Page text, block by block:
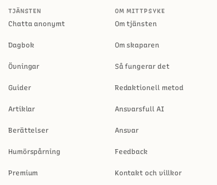
TJÄNSTEN
Chatta anonymt
Dagbok
Övningar
Guider
Artiklar
Berättelser
Humörspårning
Premium
OM MITTPSYKE
Om tjänsten
Om skaparen
Så fungerar det
Redaktionell metod
Ansvarsfull AI
Ansvar
Feedback
Kontakt och villkor